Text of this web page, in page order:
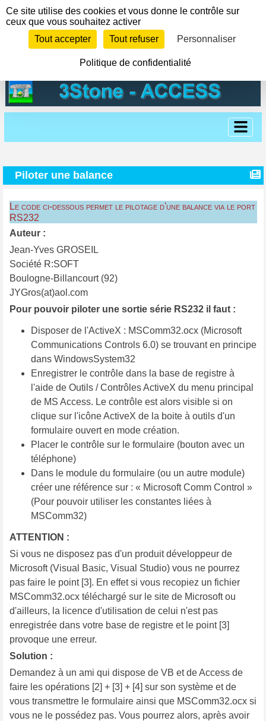
Piloter une balance
Le code ci-dessous permet le pilotage d'une balance via le port
RS232
Auteur :
Jean-Yves GROSEIL
Société R:SOFT
Boulogne-Billancourt (92)
JYGros(at)aol.com
Pour pouvoir piloter une sortie série RS232 il faut :
Disposer de l'ActiveX : MSComm32.ocx (Microsoft
Communications Controls 6.0) se trouvant en principe
dans WindowsSystem32
Enregistrer le contrôle dans la base de registre à
l'aide de Outils / Contrôles ActiveX du menu principal
de MS Access. Le contrôle est alors visible si on
clique sur l'icône ActiveX de la boite à outils d'un
formulaire ouvert en mode création.
Placer le contrôle sur le formulaire (bouton avec un
téléphone)
Dans le module du formulaire (ou un autre module)
créer une référence sur : « Microsoft Comm Control »
(Pour pouvoir utiliser les constantes liées à
MSComm32)
ATTENTION :
Si vous ne disposez pas d'un produit développeur de
Microsoft (Visual Basic, Visual Studio) vous ne pourrez
pas faire le point [3]. En effet si vous recopiez un fichier
MSComm32.ocx téléchargé sur le site de Microsoft ou
d'ailleurs, la licence d'utilisation de celui n'est pas
enregistrée dans votre base de registre et le point [3]
provoque une erreur.
Solution :
Demandez à un ami qui dispose de VB et de Access de
faire les opérations [2] + [3] + [4] sur son système et de
vous transmettre le formulaire ainsi que MSComm32.ocx si
vous ne le possédez pas. Vous pourrez alors, après avoir
Panneau de gestion des cookies
Ce site utilise des cookies et vous donne le contrôle sur
ceux que vous souhaitez activer
Tout accepter
Tout refuser Personnaliser
Politique de confidentialité